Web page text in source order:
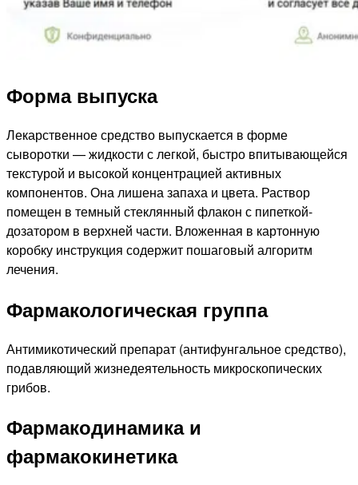
Форма выпуска
Лекарственное средство выпускается в форме
сыворотки — жидкости с легкой, быстро впитывающейся
текстурой и высокой концентрацией активных
компонентов. Она лишена запаха и цвета. Раствор
помещен в темный стеклянный флакон с пипеткой-
дозатором в верхней части. Вложенная в картонную
коробку инструкция содержит пошаговый алгоритм
лечения.
Фармакологическая группа
Антимикотический препарат (антифунгальное средство),
подавляющий жизнедеятельность микроскопических
грибов.
Фармакодинамика и
фармакокинетика